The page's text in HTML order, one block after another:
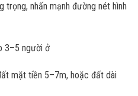
trọng, nhấn mạnh đường nét hình
3–5 người ở
mặt tiền 5–7m, hoặc đất dài